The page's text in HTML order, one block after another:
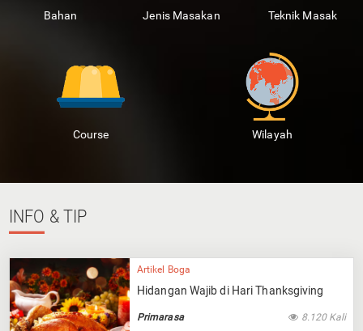
Bahan Jenis Masakan Teknik Masak
Course Wilayah
INFO & TIP
Artikel Boga
Hidangan Wajib di Hari Thanksgiving
Primarasa 8.120 Kali